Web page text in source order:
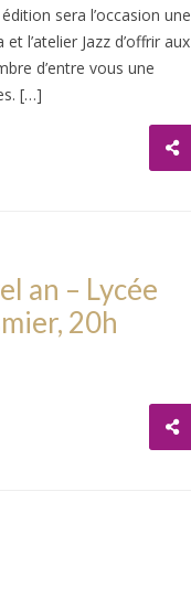
sera l’occasion une
l’atelier Jazz d’offrir aux
d’entre vous une
[…]
an – Lycée
20h